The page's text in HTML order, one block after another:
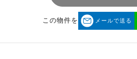
この物件を メールで送る